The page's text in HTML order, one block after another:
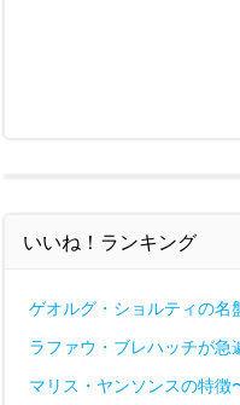
いいね！ランキング
ゲオルグ・ショルティの
ラファウ・ブレハッチが急
マリス・ヤンソンスの特徴